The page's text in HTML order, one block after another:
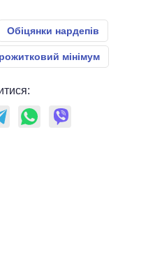
Обіцянки нардепів
мінімум